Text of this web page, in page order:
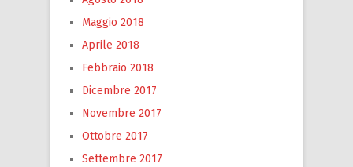
Maggio 2018
Aprile 2018
Febbraio 2018
Dicembre 2017
Novembre 2017
Ottobre 2017
Settembre 2017